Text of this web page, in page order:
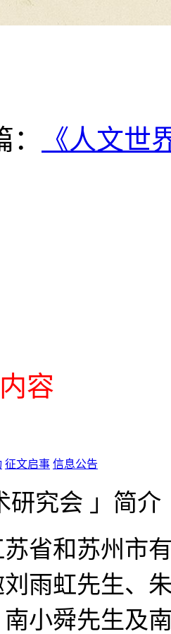
《人文世
容
征文启事 信息公告
研究会 」简介
省和苏州市
雨虹先生、
小舜先生及